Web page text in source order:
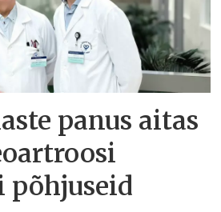
panus aitas
põhjuseid